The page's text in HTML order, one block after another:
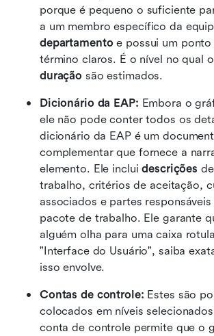
porque é pequeno o suficiente
departamento e possui um ponto
duração são estimados.
Dicionário da EAP: Embora o
ele não pode conter todos os
dicionário da EAP é um
complementar que fornece a
elemento. Ele inclui descrições
trabalho, critérios de aceitação,
associados e partes
pacote de trabalho. Ele garante
alguém olha para uma caixa
"Interface do Usuário", saiba
isso envolve.
Contas de controle: Estes são
colocados em níveis selecionados
conta de controle permite que o